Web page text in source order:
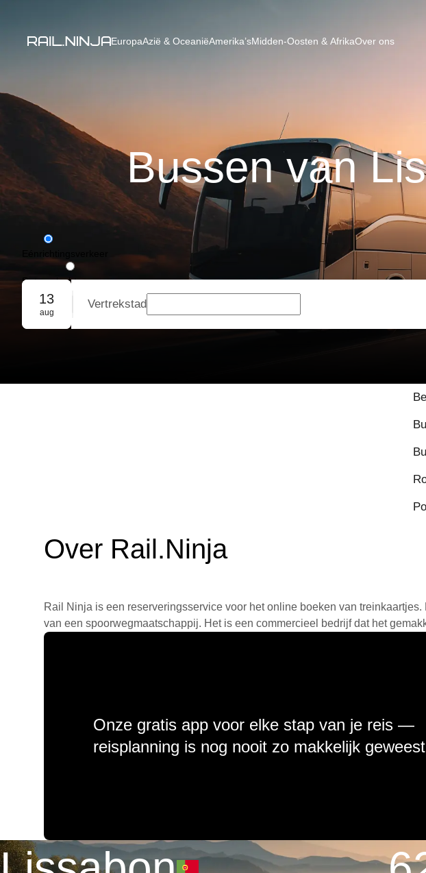
EuropaAzië & OceaniëAmerika’sMidden-Oosten & AfrikaOver ons
Bussen van
Retourvlucht
Groepsreservering
13
aug
Vertrekstad
Over Rail.Ninja
Rail Ninja is een reserveringsservice voor het online boeken van
van een spoorwegmaatschappij. Het is een commercieel bedrijf dat het
Onze gratis app voor elke stap van je reis —
reisplanning is nog nooit zo makkelijk